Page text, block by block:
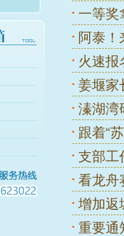
一等奖
阿泰！
火速报
姜堰
溱湖湾
跟着“
支部工
看龙舟
增加返
重要通